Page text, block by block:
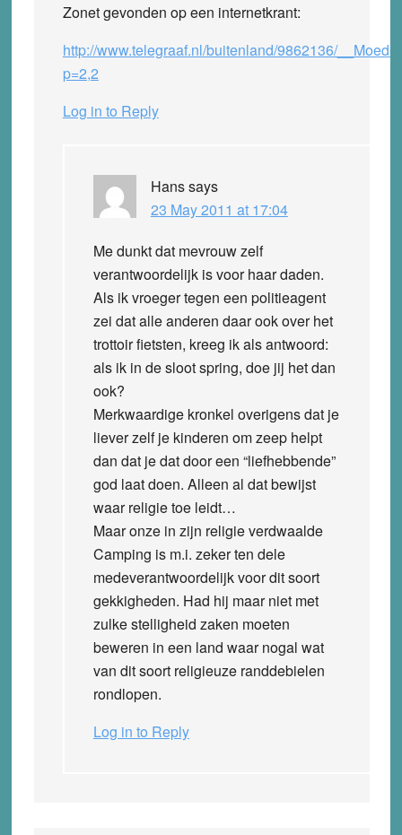
Zonet gevonden op een internetkrant:
http://www.telegraaf.nl/buitenland/9862136/
p=2,2
Log in to Reply
Hanssays
23 May 2011 at 17:04
Me dunkt dat mevrouw zelf
verantwoordelijk is voor haar daden.
Als ik vroeger tegen een politieagent
zei dat alle anderen daar ook over het
trottoir fietsten, kreeg ik als antwoord:
als ik in de sloot spring, doe jij het dan
ook?
Merkwaardige kronkel overigens dat je
liever zelf je kinderen om zeep helpt
dan dat je dat door een “liefhebbende”
god laat doen. Alleen al dat bewijst
waar religie toe leidt…
Maar onze in zijn religie verdwaalde
Camping is m.i. zeker ten dele
medeverantwoordelijk voor dit soort
gekkigheden. Had hij maar niet met
zulke stelligheid zaken moeten
beweren in een land waar nogal wat
van dit soort religieuze randdebielen
rondlopen.
Log in to Reply